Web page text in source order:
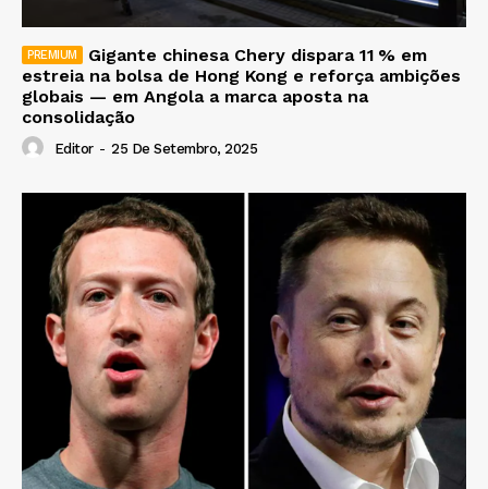
Gigante chinesa Chery dispara 11 % em
estreia na bolsa de Hong Kong e reforça ambições
globais — em Angola a marca aposta na
consolidação
Editor - 25 De Setembro, 2025